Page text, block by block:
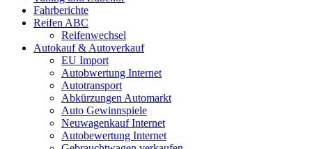
Fahrberichte
Reifen ABC
Reifenwechsel
Autokauf & Autoverkauf
EU Import
Autobwertung Internet
Autotransport
Abkürzungen Automarkt
Auto Gewinnspiele
Neuwagenkauf Internet
Autobewertung Internet